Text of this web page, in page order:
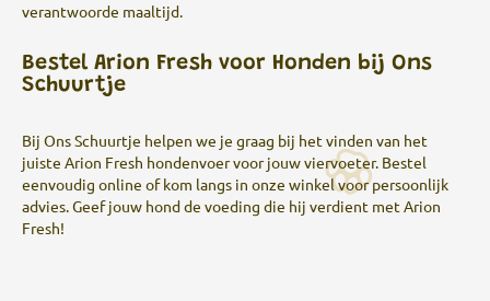
verantwoorde maaltijd.
Bestel Arion Fresh voor Honden bij Ons
Schuurtje
Bij Ons Schuurtje helpen we je graag bij het vinden van het
juiste Arion Fresh hondenvoer voor jouw viervoeter. Bestel
eenvoudig online of kom langs in onze winkel voor persoonlijk
advies.Geef jouw hond de voeding die hij verdient met Arion
Fresh!